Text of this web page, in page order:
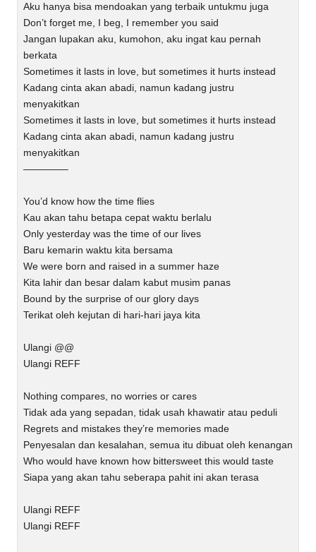
Aku hanya bisa mendoakan yang terbaik untukmu juga
Don’t forget me, I beg, I remember you said
Jangan lupakan aku, kumohon, aku ingat kau pernah
berkata
Sometimes it lasts in love, but sometimes it hurts instead
Kadang cinta akan abadi, namun kadang justru
menyakitkan
Sometimes it lasts in love, but sometimes it hurts instead
Kadang cinta akan abadi, namun kadang justru
menyakitkan
————–
You’d know how the time flies
Kau akan tahu betapa cepat waktu berlalu
Only yesterday was the time of our lives
Baru kemarin waktu kita bersama
We were born and raised in a summer haze
Kita lahir dan besar dalam kabut musim panas
Bound by the surprise of our glory days
Terikat oleh kejutan di hari-hari jaya kita
Ulangi @@
Ulangi REFF
Nothing compares, no worries or cares
Tidak ada yang sepadan, tidak usah khawatir atau peduli
Regrets and mistakes they’re memories made
Penyesalan dan kesalahan, semua itu dibuat oleh kenangan
Who would have known how bittersweet this would taste
Siapa yang akan tahu seberapa pahit ini akan terasa
Ulangi REFF
Ulangi REFF